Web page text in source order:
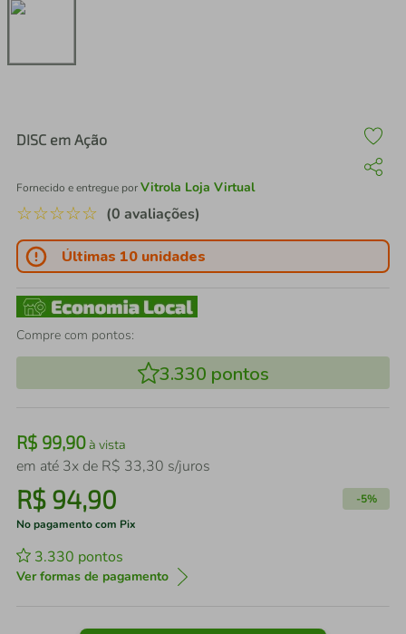
DISC em Ação
Fornecido e entregue porVitrola Loja Virtual
☆☆☆☆☆ (0 avaliações)
Últimas 10 unidades
Compre com pontos:
3.330 pontos
R$ 99,90à vista
em até 3x de R$ 33,30 s/juros
R$ 94,90 -5%
No pagamento com Pix
3.330 pontos
Ver formas de pagamento